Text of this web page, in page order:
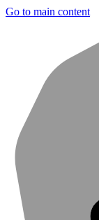
Go to main content